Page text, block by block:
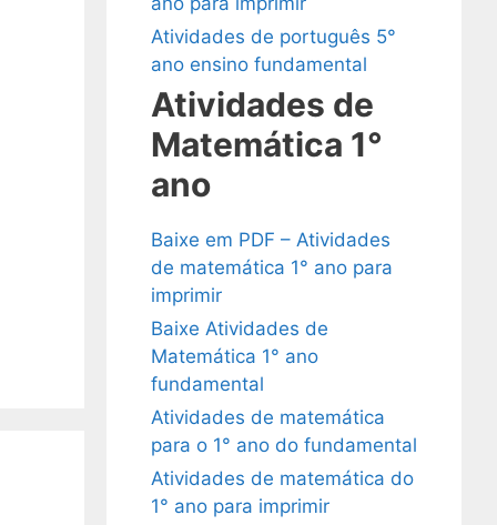
Atividades de português 5°
ano ensino fundamental
Atividades de
Matemática 1°
ano
Baixe em PDF – Atividades
de matemática 1° ano para
imprimir
Baixe Atividades de
Matemática 1° ano
fundamental
Atividades de matemática
para o 1° ano do fundamental
Atividades de matemática do
1° ano para imprimir